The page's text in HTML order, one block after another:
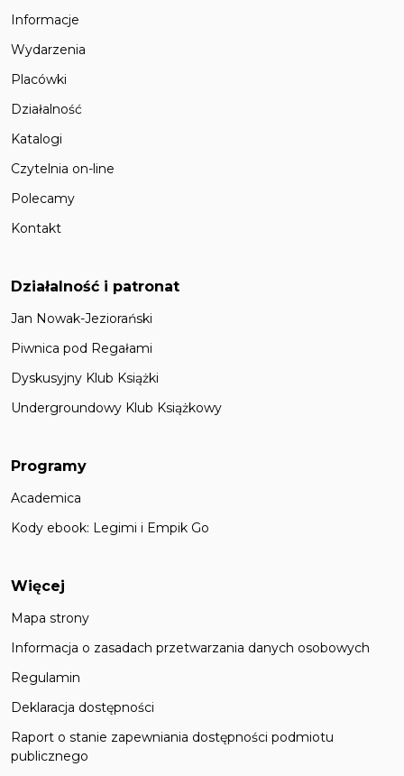
Informacje
Wydarzenia
Placówki
Działalność
Katalogi
Czytelnia on-line
Polecamy
Kontakt
Działalność i patronat
Jan Nowak-Jeziorański
Piwnica pod Regałami
Dyskusyjny Klub Książki
Undergroundowy Klub Książkowy
Programy
Academica
Kody ebook: Legimi i Empik Go
Więcej
Mapa strony
Informacja o zasadach przetwarzania danych osobowych
Regulamin
Deklaracja dostępności
Raport o stanie zapewniania dostępności podmiotu
publicznego